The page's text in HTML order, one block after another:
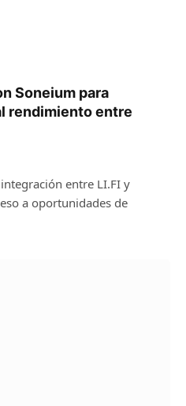
Soneium para
rendimiento entre
entre LI.FI y
a oportunidades de